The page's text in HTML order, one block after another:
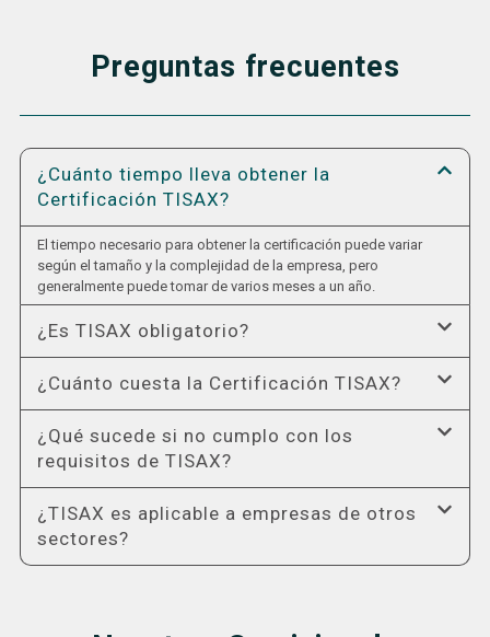
Preguntas frecuentes
¿Cuánto tiempo lleva obtener la
Certificación TISAX?
El tiempo necesario para obtener la certificación puede variar
según el tamaño y la complejidad de la empresa, pero
generalmente puede tomar de varios meses a un año.
¿Es TISAX obligatorio?
¿Cuánto cuesta la Certificación TISAX?
¿Qué sucede si no cumplo con los
requisitos de TISAX?
¿TISAX es aplicable a empresas de otros
sectores?